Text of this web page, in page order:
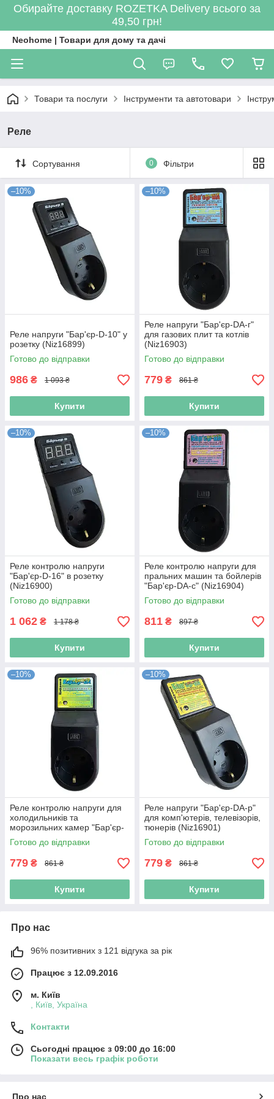
Обирайте доставку ROZETKA Delivery всього за
49,50 грн!
Neohome | Товари для дому та дачі
Товари та послуги Інструменти та автотовари
Реле
Сортування 0 Фільтри
–10%
Реле напруги "Бар'єр-D-10" у
розетку (Niz16899)
Готово до відправки
986 ₴ 1 093 ₴
Купити
–10%
Реле напруги "Бар'єр-DA-г"
для газових плит та котлів
(Niz16903)
Готово до відправки
779 ₴ 861 ₴
Купити
–10%
Реле контролю напруги
"Бар'єр-D-16" в розетку
(Niz16900)
Готово до відправки
1 062 ₴ 1 178 ₴
Купити
–10%
Реле контролю напруги для
пральних машин та бойлерів
"Бар'єр-DA-с" (Niz16904)
Готово до відправки
811 ₴ 897 ₴
Купити
–10%
Реле контролю напруги для
холодильників та
морозильних камер "Бар'єр-
DA-х" (Niz16902)
Готово до відправки
779 ₴ 861 ₴
Купити
–10%
Реле напруги "Бар'єр-DA-р"
для комп'ютерів, телевізорів,
тюнерів (Niz16901)
Готово до відправки
779 ₴ 861 ₴
Купити
Про нас
96% позитивних з 121 відгука за рік
Працює з 12.09.2016
м. Київ
, Київ, Україна
Контакти
Сьогодні працює з 09:00 до 16:00
Показати весь графік роботи
Про нас